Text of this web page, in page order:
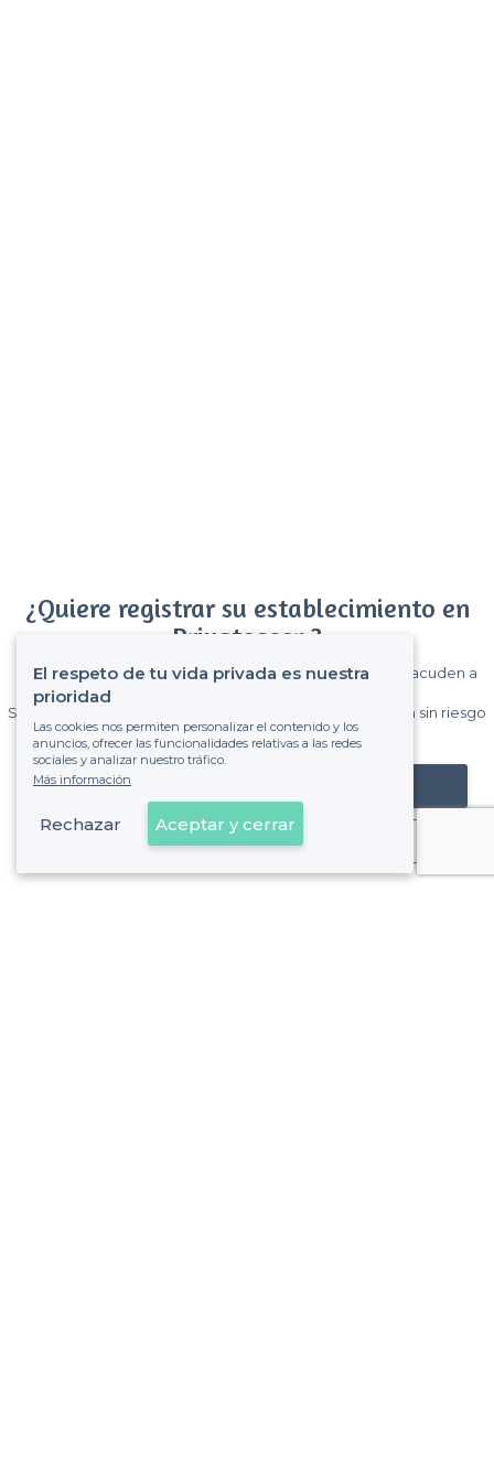
¿Quiere registrar su establecimiento en
Privateaser ?
Gane muchos clientes entre el millón de visitantes que acuden a
Sin comisiones y sin compromiso, pagas una cantidad fija sin riesgo
de ver la factura.
Registrar mi establecimiento
Ya es cliente
El respeto de tu vida privada es nuestra
prioridad
Las cookies nos permiten personalizar el contenido y los
anuncios, ofrecer las funcionalidades relativas a las redes
sociales y analizar nuestro tráfico.
Más información
Rechazar Aceptar y cerrar